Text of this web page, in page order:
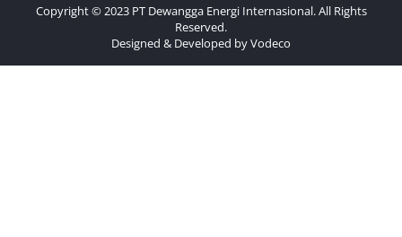
Copyright © 2023 PT Dewangga Energi Internasional. All Rights
Reserved.
Designed & Developed byVodeco